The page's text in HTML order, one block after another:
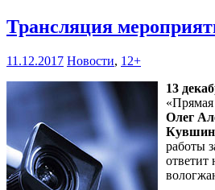
Трансляция
11.12.2017 Новости, 12+
13
Олег
работы
ответит